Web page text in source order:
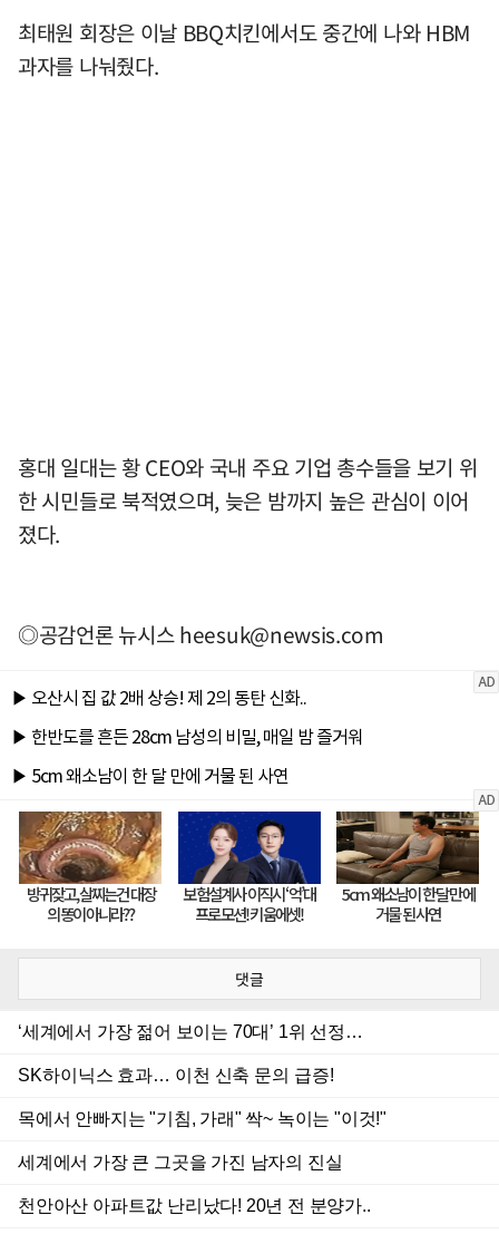
최태원 회장은 이날 BBQ치킨에서도 중간에 나와 HBM
과자를 나눠줬다.
홍대 일대는 황 CEO와 국내 주요 기업 총수들을 보기 위
한 시민들로 북적였으며, 늦은 밤까지 높은 관심이 이어
졌다.
◎공감언론 뉴시스heesuk@newsis.com
댓글